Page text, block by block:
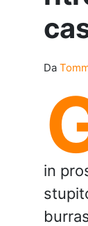
Da
in